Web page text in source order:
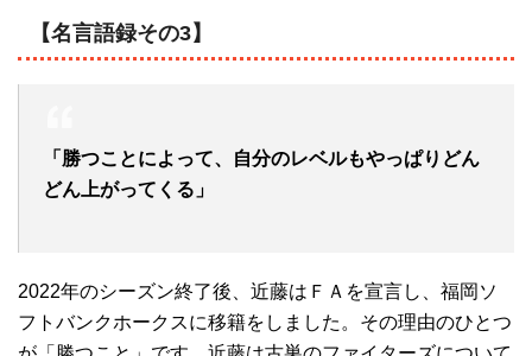
【名言語録その3】
「勝つことによって、自分のレベルもやっぱりどん
どん上がってくる」
2022年のシーズン終了後、近藤はＦＡを宣言し、福岡ソ
フトバンクホークスに移籍をしました。その理由のひとつ